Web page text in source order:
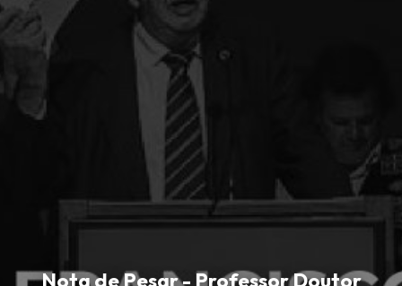
Nota de Pesar - Professor Doutor